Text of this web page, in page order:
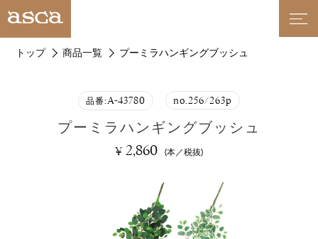
トップ 商品一覧 プーミラハンギングブッシュ
品番:A-43780 no.256/263p
プーミラハンギングブッシュ
¥ 2,860 (本／税抜)